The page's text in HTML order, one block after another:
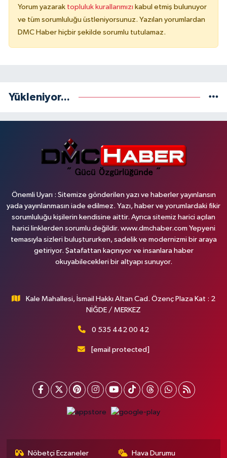
Yorum yazarak topluluk kurallarımızı kabul etmiş bulunuyor
ve tüm sorumluluğu üstleniyorsunuz. Yazılan yorumlardan
DMC Haber hiçbir şekilde sorumlu tutulamaz.
Yükleniyor...
Önemli Uyarı : Sitemize gönderilen yazı ve haberler yayınlansın
yada yayınlanmasın iade edilmez. Yazı, haber ve yorumlardaki fikir
sorumluluğu kişilerin kendisine aittir. Ayrıca sitemiz harici açılan
harici linklerden sorumlu değildir. www.dmchaber.com Yepyeni
temasıyla sizleri buluştururken, sadelik ve modernizmi bir araya
getiriyor. Şatafattan kaçınıyor ve insanlara haber
okuyabilecekleri bir altyapı sunuyor.
Kale Mahallesi, İsmail Hakkı Altan Cad. Özenç Plaza Kat : 2
NİĞDE / MERKEZ
0 535 442 00 42
[email protected]
Nöbetçi Eczaneler Hava Durumu